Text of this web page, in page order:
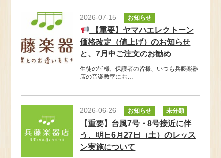
2026-07-15 お知らせ
【重要】ヤマハエレクトーン
価格改定（値上げ）のお知らせ
と、7月中ご注文のお勧め
生徒の皆様、保護者の皆様、いつも兵藤楽器
店の音楽教室にお…
2026-06-26 お知らせ 未分類
【重要】台風7号・8号接近に伴
う、明日6月27日（土）のレッス
ン実施について